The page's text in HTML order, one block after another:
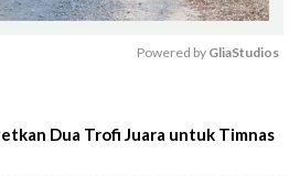
Powered by GliaStudios
Dua Trofi Juara untuk Timnas